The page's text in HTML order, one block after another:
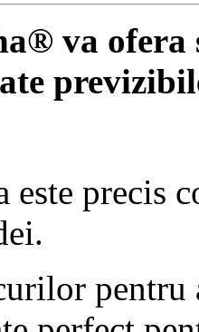
va ofera
este precis
pentru